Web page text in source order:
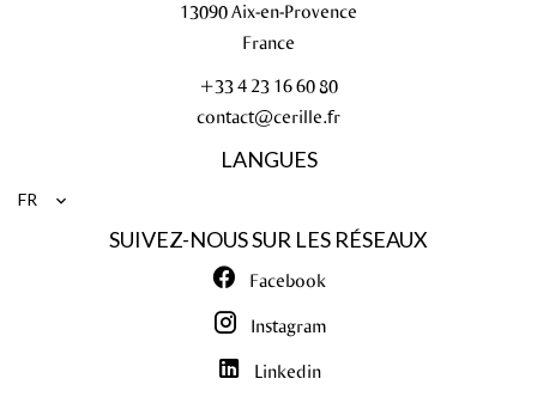
13090Aix-en-Provence
France
+33 4 23 16 60 80
contact@cerille.fr
LANGUES
FR
SUIVEZ-NOUS SUR LES RÉSEAUX
Facebook
Instagram
Linkedin